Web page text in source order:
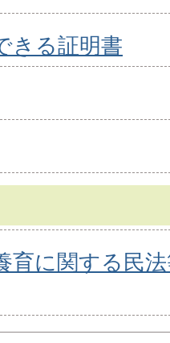
きる証明書
育に関する民